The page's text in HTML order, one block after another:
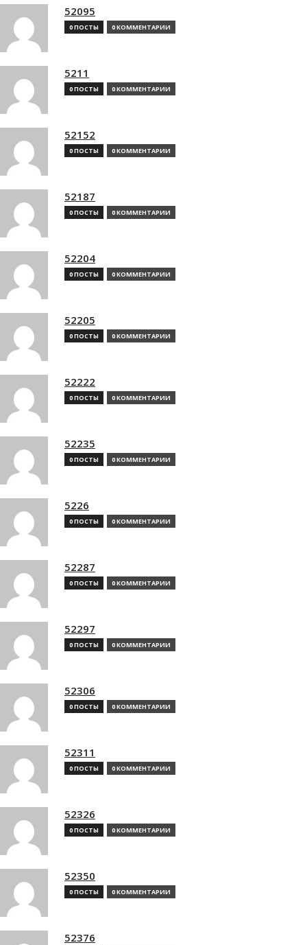
52095
0 ПОСТЫ 0 КОММЕНТАРИИ
5211
0 ПОСТЫ 0 КОММЕНТАРИИ
52152
0 ПОСТЫ 0 КОММЕНТАРИИ
52187
0 ПОСТЫ 0 КОММЕНТАРИИ
52204
0 ПОСТЫ 0 КОММЕНТАРИИ
52205
0 ПОСТЫ 0 КОММЕНТАРИИ
52222
0 ПОСТЫ 0 КОММЕНТАРИИ
52235
0 ПОСТЫ 0 КОММЕНТАРИИ
5226
0 ПОСТЫ 0 КОММЕНТАРИИ
52287
0 ПОСТЫ 0 КОММЕНТАРИИ
52297
0 ПОСТЫ 0 КОММЕНТАРИИ
52306
0 ПОСТЫ 0 КОММЕНТАРИИ
52311
0 ПОСТЫ 0 КОММЕНТАРИИ
52326
0 ПОСТЫ 0 КОММЕНТАРИИ
52350
0 ПОСТЫ 0 КОММЕНТАРИИ
52376